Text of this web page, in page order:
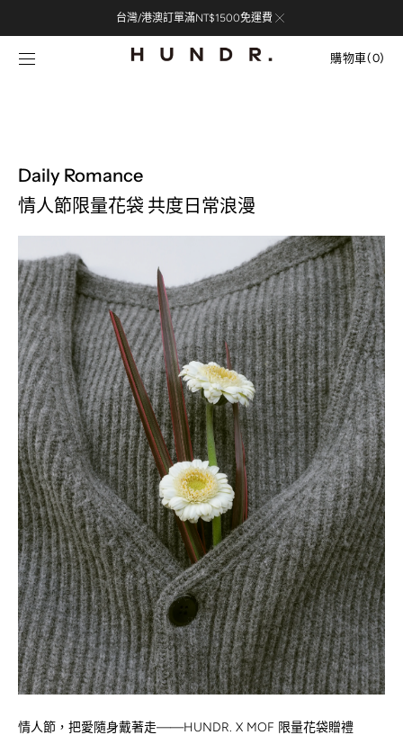
台灣/港澳訂單滿NT$1500免運費
購物車
物 (0)
Daily Romance
情人節限量花袋 共度日常浪漫
情人節，把愛隨身戴著走——HUNDR. X MOF 限量花袋贈禮